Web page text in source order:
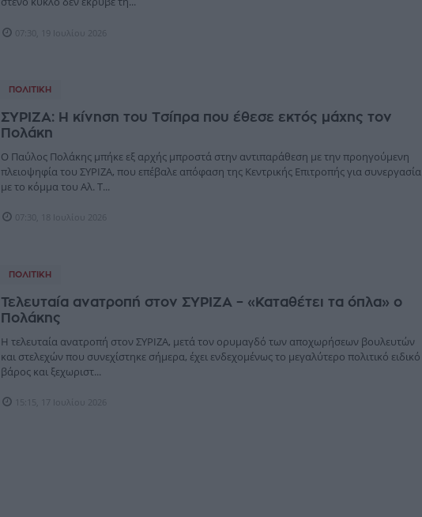
07:30, 19 Ιουλίου 2026
ΠΟΛΙΤΙΚΉ
ΣΥΡΙΖΑ: Η κίνηση του Τσίπρα που έθεσε εκτός μάχης τον
Πολάκη
O Παύλος Πολάκης μπήκε εξ αρχής μπροστά στην αντιπαράθεση με την προηγούμενη
πλειοψηφία του ΣΥΡΙΖΑ, που επέβαλε απόφαση της Κεντρικής Επιτροπής για συνεργασία
με το κόμμα του Αλ. Τ...
07:30, 18 Ιουλίου 2026
ΠΟΛΙΤΙΚΉ
Τελευταία ανατροπή στον ΣΥΡΙΖΑ – «Καταθέτει τα όπλα» ο
Πολάκης
H τελευταία ανατροπή στον ΣΥΡΙΖΑ, μετά τον ορυμαγδό των αποχωρήσεων βουλευτών
και στελεχών που συνεχίστηκε σήμερα, έχει ενδεχομένως το μεγαλύτερο πολιτικό ειδικό
βάρος και ξεχωριστ...
15:15, 17 Ιουλίου 2026